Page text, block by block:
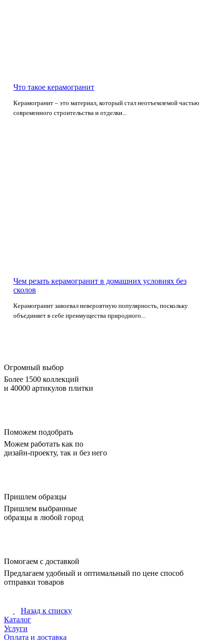
Что такое керамогранит
Керамогранит – это материал, который стал неотъемлемой частью
современного строительства и отделки...
Чем резать керамогранит в домашних условиях без
сколов
Керамогранит завоевал невероятную популярность, поскольку
объединяет в себе преимущества природного...
Огромный выбор
Более 1500 коллекций
и 40000 артикулов плитки
Поможем подобрать
Можем работать как по
дизайн-проекту, так и без него
Пришлем образцы
Пришлем выбранные
образцы в любой город
Помогаем с доставкой
Предлагаем удобный и оптимальный по цене способ
отправки товаров
Назад к списку
Каталог
Услуги
Оплата и доставка